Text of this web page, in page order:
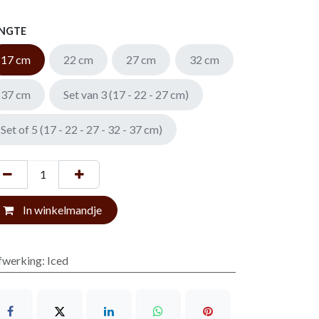
17 cm 22 cm 27 cm 32 cm
37 cm Set van 3 (17 - 22 - 27 cm)
Set of 5 (17 - 22 - 27 - 32 - 37 cm)
In winkelmandje
: Iced